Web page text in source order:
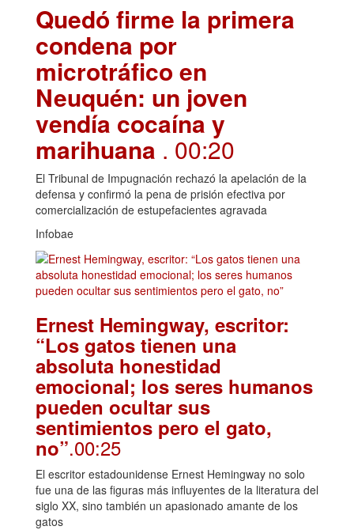
Quedó firme la primera
condena por
microtráfico en
Neuquén: un joven
vendía cocaína y
marihuana . 00:20
El Tribunal de Impugnación rechazó la apelación de la
defensa y confirmó la pena de prisión efectiva por
comercialización de estupefacientes agravada
Infobae
Ernest Hemingway, escritor:
“Los gatos tienen una
absoluta honestidad
emocional; los seres humanos
pueden ocultar sus
sentimientos pero el gato,
no”.00:25
El escritor estadounidense Ernest Hemingway no solo
fue una de las figuras más influyentes de la literatura del
siglo XX, sino también un apasionado amante de los
gatos